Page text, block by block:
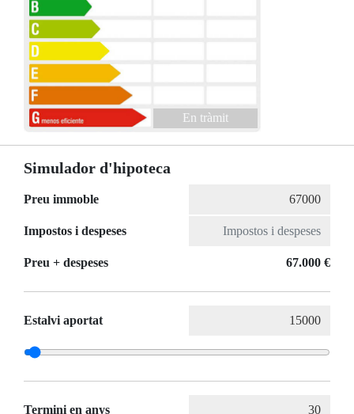
En tràmit
Simulador d'hipoteca
Preu immoble
Impostos i despeses
Preu + despeses 67.000 €
Estalvi aportat
Termini en anys